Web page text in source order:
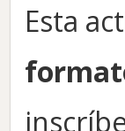
Esta